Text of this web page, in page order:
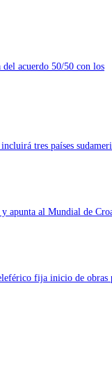
acuerdo 50/50 con los
tres países
apunta al Mundial de
fija inicio de obras